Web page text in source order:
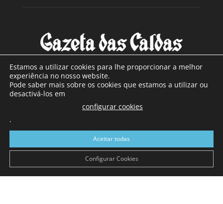
SOBRE NÓS
Com sede nas Caldas da Rainha e mais de 90 anos de
a sul de distrito de Leiria, com mais de 40.000 leitores por
toda a região Oeste. Jornal com distribuição em Portugal
Continental e assinatura online.
Estamos a utilizar cookies para lhe proporcionar a melhor
experiência no nosso website.
Pode saber mais sobre os cookies que estamos a utilizar ou
desactivá-los em
configurar cookies
.
Aceitar todas
Configurar Cookies